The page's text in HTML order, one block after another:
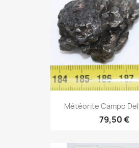
Météorite Campo
79,50 €